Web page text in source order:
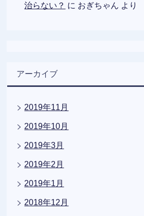
治らない？ に おぎちゃん より
アーカイブ
2019年11月
2019年10月
2019年3月
2019年2月
2019年1月
2018年12月